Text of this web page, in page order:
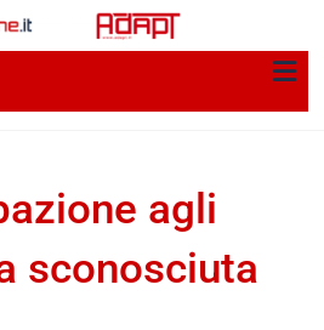
agli
sconosciuta